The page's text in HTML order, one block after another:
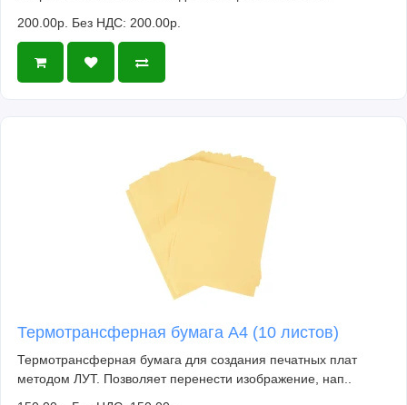
200.00р. Без НДС: 200.00р.
Термотрансферная бумага А4 (10 листов)
Термотрансферная бумага для создания печатных плат
методом ЛУТ. Позволяет перенести изображение, нап..